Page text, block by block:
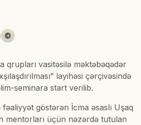
qrupları vasitəsilə məktəbəqədər
layihəsi çərçivəsində
seminara start verilib.
göstərən İcma əsaslı Uşaq
mentorları üçün nəzərdə tutulan